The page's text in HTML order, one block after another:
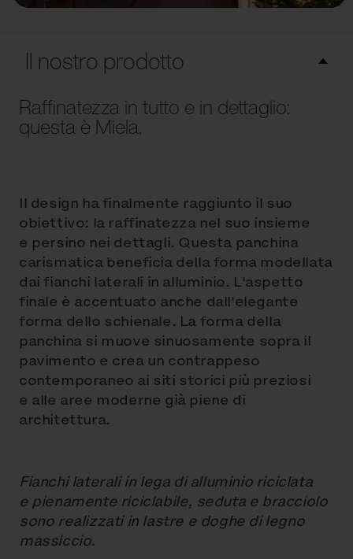
Il nostro prodotto
Raffinatezza in tutto e in dettaglio:
questa è Miela.
Il design ha finalmente raggiunto il suo
obiettivo: la raffinatezza nel suo insieme
e persino nei dettagli. Questa panchina
carismatica beneficia della forma modellata
dai fianchi laterali in alluminio. L'aspetto
finale è accentuato anche dall'elegante
forma dello schienale. La forma della
panchina si muove sinuosamente sopra il
pavimento e crea un contrappeso
contemporaneo ai siti storici più preziosi
e alle aree moderne già piene di
architettura.
Fianchi laterali in lega di alluminio riciclata
e pienamente riciclabile, seduta e bracciolo
sono realizzati in lastre e doghe di legno
massiccio.